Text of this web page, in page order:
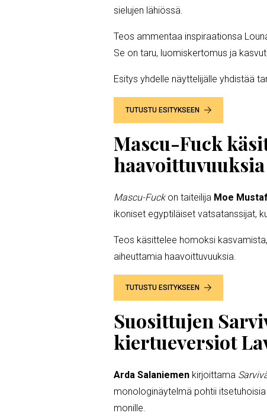
sielujen lähiössä.
Teos ammentaa inspiraationsa
Se on taru, luomiskertomus ja
Esitys yhdelle näyttelijälle yhdistää
TUTUSTU ESITYKSEEN
Mascu-Fuck
haavoittuvuuksia
Mascu-Fuckon taiteilija Moe
ikoniset egyptiläiset vatsatanssijat,
Teos käsittelee homoksi
aiheuttamia haavoittuvuuksia.
TUTUSTU ESITYKSEEN
Suosittujen
kiertueversiot
Arda Salaniemen kirjoittama
monologinäytelmä pohtii
monille.